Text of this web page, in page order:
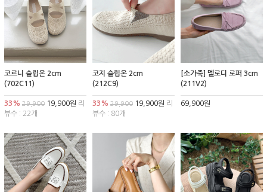
코르니 슬립온 2cm
(702C11)
33% 29,900 19,900원 리
뷰수 : 22개
코지 슬립온 2cm
(212C9)
33% 29,90019,900원 리
뷰수 : 80개
[소가죽] 멜로디 로퍼 3cm
(211V2)
69,900원